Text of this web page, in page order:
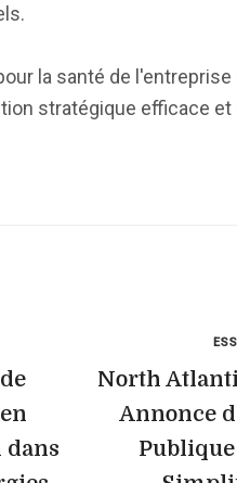
la santé de
stratégique efficace et
dans
North
Annonce